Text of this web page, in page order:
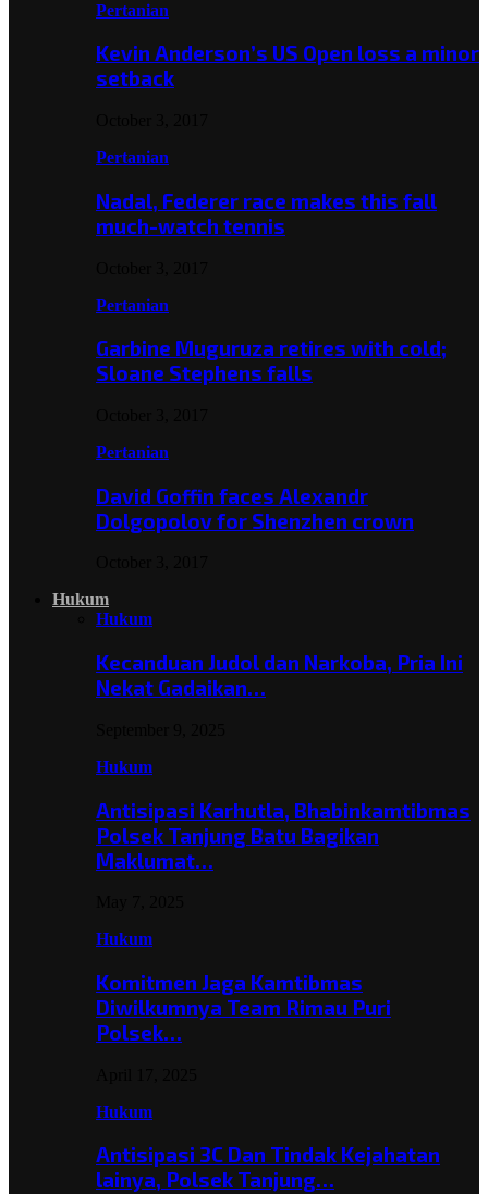
Pertanian
Kevin Anderson’s US Open loss a minor
setback
Pertanian
Nadal, Federer race makes this fall
much-watch tennis
Pertanian
Garbine Muguruza retires with cold;
Sloane Stephens falls
Pertanian
David Goffin faces Alexandr
Dolgopolov for Shenzhen crown
Hukum
Hukum
Kecanduan Judol dan Narkoba, Pria Ini
Nekat Gadaikan…
Hukum
Antisipasi Karhutla, Bhabinkamtibmas
Polsek Tanjung Batu Bagikan
Maklumat…
Hukum
Komitmen Jaga Kamtibmas
Diwilkumnya Team Rimau Puri
Polsek…
Hukum
Antisipasi 3C Dan Tindak Kejahatan
lainya, Polsek Tanjung…